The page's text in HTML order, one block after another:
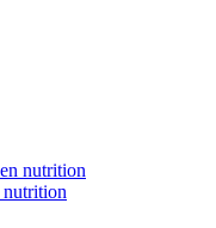
nutrition